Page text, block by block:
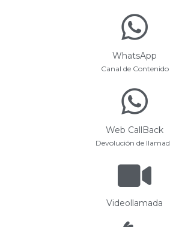
WhatsApp
Canal de Contenido
Web CallBack
Devolución de
Videollamada